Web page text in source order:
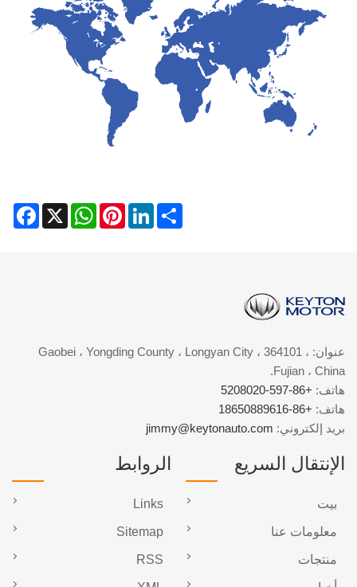
X
WhatsAppPinterestLinkedInShare
عنوان: Gaobei ، Yongding County ، Longyan City ، 364101 ،
Fujian ، China.
هاتف: +86-597-5208020
هاتف: +86-18650889616
بريد إلكتروني: jimmy@keytonauto.com
الإنتقال السريع
بيت
معلومات عنا
منتجات
الروابط
Links
Sitemap
RSS